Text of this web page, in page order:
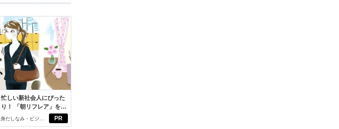
PR
忙しい新社会人にぴった
り！ 「朝リフレア」をは
じめよう。しっかりニオ
イケアして24時間快適。
身だしなみ・ビジネ
スアイテム